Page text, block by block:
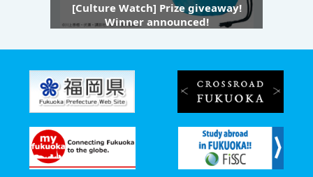
[Culture Watch] Prize giveaway!
Winner announced!